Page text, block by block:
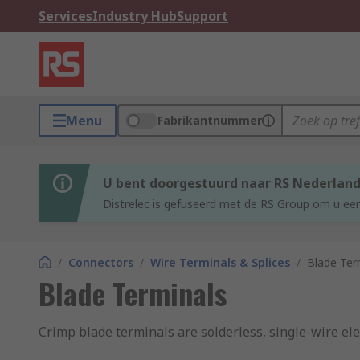
ServicesIndustry HubSupport
Menu Fabrikantnummer
U bent doorgestuurd naar RS Nederland
Distrelec is gefuseerd met de RS Group om u
/ Connectors / Wire Terminals & Splices / Blade
Blade Terminals
Crimp blade terminals are solderless, single-wire